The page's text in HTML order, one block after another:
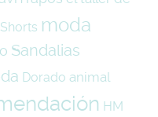
Shorts moda
Sandalias
Dorado animal
HM